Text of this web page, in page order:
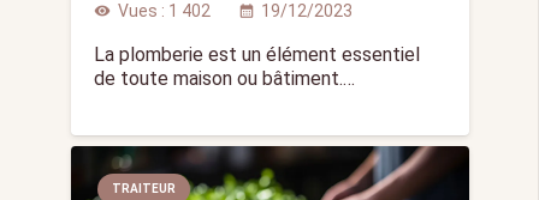
visibility Vues : 1 402 calendar_month 19/12/2023
La plomberie est un élément essentiel
de toute maison ou bâtiment.…
TRAITEUR